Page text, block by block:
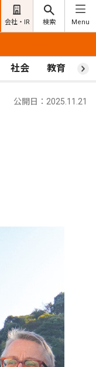
会社・IR 検索 Menu
社会 教育 ス
公開日：2025.11.21